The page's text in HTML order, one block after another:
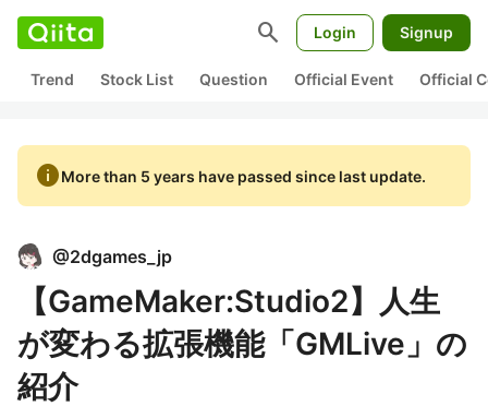
search Login Signup
Trend Stock List Question Official Event Official
infoMore than 5 years have passed since last update.
@2dgames_jp
【GameMaker:Studio2】人生
が変わる拡張機能「GMLive」の
紹介